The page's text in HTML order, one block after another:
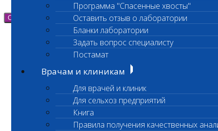
Программа "Спасенные хвосты"
Оставить отзыв о лаборатории
Бланки лаборатории
Задать вопрос специалисту
Постамат
Врачам и клиникам
Для врачей и клиник
Для сельхоз предприятий
Книга
Правила получения качественных
Отправить